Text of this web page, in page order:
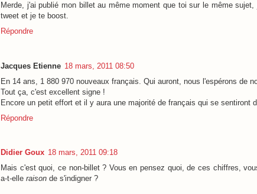
Merde, j'ai publié mon billet au même moment que toi sur le même
tweet et je te boost.
Répondre
Jacques Etienne 18 mars, 2011 08:50
En 14 ans, 1 880 970 nouveaux français. Qui auront, nous l'espérons de
Tout ça, c'est excellent signe !
Encore un petit effort et il y aura une majorité de français qui se sentiront
Répondre
Didier Goux 18 mars, 2011 09:18
Mais c'est quoi, ce non-billet ? Vous en pensez quoi, de ces chiffres,
a-t-elle raison de s'indigner ?